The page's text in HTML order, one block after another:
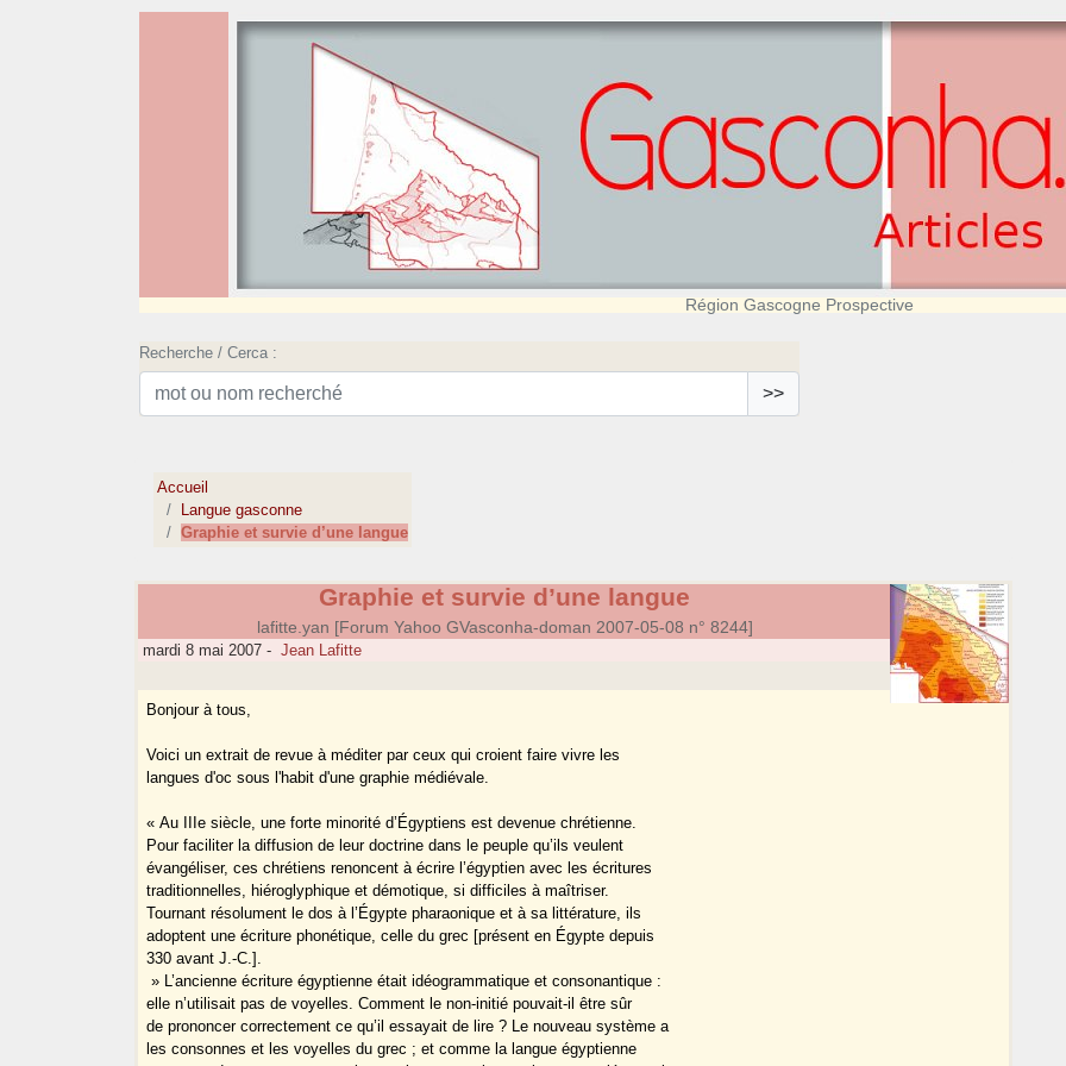
Région Gascogne Prospective
Recherche / Cerca :
>>
Accueil
Langue gasconne
Graphie et survie d’une langue
Graphie et survie d’une langue
lafitte.yan [Forum Yahoo GVasconha-doman 2007-05-08 n° 8244]
mardi 8 mai 2007 - Jean Lafitte
Bonjour à tous,
Voici un extrait de revue à méditer par ceux qui croient faire vivre les
langues d'oc sous l'habit d'une graphie médiévale.
« Au IIIe siècle, une forte minorité d’Égyptiens est devenue chrétienne.
Pour faciliter la diffusion de leur doctrine dans le peuple qu’ils veulent
évangéliser, ces chrétiens renoncent à écrire l’égyptien avec les écritures
traditionnelles, hiéroglyphique et démotique, si difficiles à maîtriser.
Tournant résolument le dos à l’Égypte pharaonique et à sa littérature, ils
adoptent une écriture phonétique, celle du grec [présent en Égypte depuis
330 avant J.-C.].
» L’ancienne écriture égyptienne était idéogrammatique et consonantique :
elle n’utilisait pas de voyelles. Comment le non-initié pouvait-il être sûr
de prononcer correctement ce qu’il essayait de lire ? Le nouveau système a
les consonnes et les voyelles du grec ; et comme la langue égyptienne